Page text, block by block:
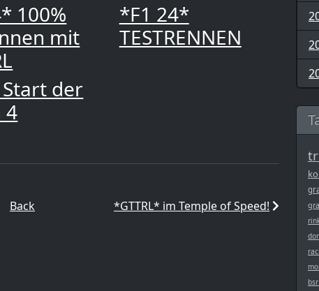
100%
mit
*F1 24*
TESTRENNEN
der
4
Back *GTTRL* im Temple of Speed!